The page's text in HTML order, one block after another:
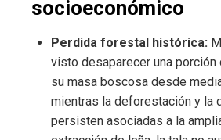
socioeconómico
Perdida forestal histórica:
visto desaparecer una porción
su masa boscosa desde
mientras la deforestación y la
persisten asociadas a la